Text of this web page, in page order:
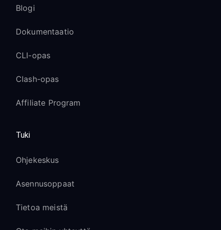
Blogi
Dokumentaatio
CLI-opas
Clash-opas
Affiliate Program
Tuki
Ohjekeskus
Asennusoppaat
Tietoa meistä